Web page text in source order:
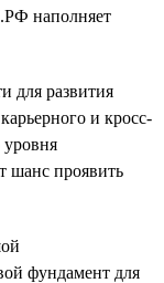
наполняет
для развития
и кросс-
шанс проявить
фундамент для